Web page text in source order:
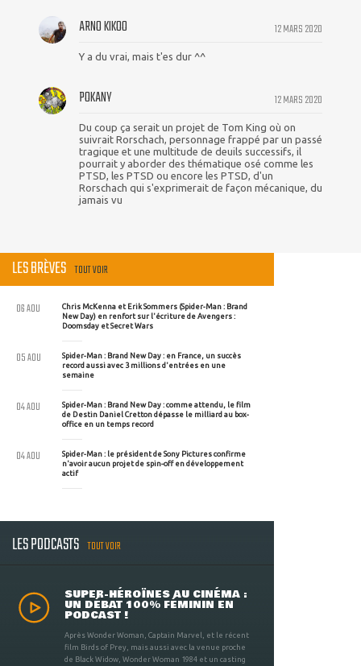
12 MARS 2020
ARNO KIKOO
Y a du vrai, mais t'es dur ^^
12 MARS 2020
POKANY
Du coup ça serait un projet de Tom King où on
suivrait Rorschach, personnage frappé par un passé
tragique et une multitude de deuils successifs, il
pourrait y aborder des thématique osé comme les
PTSD, les PTSD ou encore les PTSD, d'un
Rorschach qui s'exprimerait de façon mécanique, du
jamais vu
LES BRÈVES TOUT VOIR
Chris McKenna et Erik Sommers (Spider-Man : Brand
New Day) en renfort sur l'écriture de Avengers :
Doomsday et Secret Wars
06 AOU
Spider-Man : Brand New Day : en France, un succès
record aussi avec 3 millions d'entrées en une
semaine
05 AOU
Spider-Man : Brand New Day : comme attendu, le film
de Destin Daniel Cretton dépasse le milliard au box-
office en un temps record
04 AOU
Spider-Man : le président de Sony Pictures confirme
n'avoir aucun projet de spin-off en développement
actif
04 AOU
LES PODCASTS TOUT VOIR
SUPER-HÉROÏNES AU CINÉMA :
UN DÉBAT 100% FÉMININ EN
PODCAST !
Après Wonder Woman, Captain Marvel, et le récent
film Birds of Prey, mais aussi avec la venue proche
de Black Widow, Wonder Woman 1984 et un casting